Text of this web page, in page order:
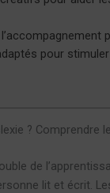
pour
? Comprendre
de
lit et écrit.